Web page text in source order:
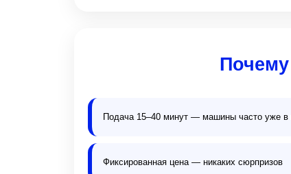
Подача 15–40 минут — машины часто уже в
Фиксированная цена — никаких сюрпризов